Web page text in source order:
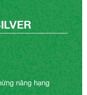
nâng hạng